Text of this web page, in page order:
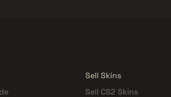
Sell Skins
Sell CS2 Skins